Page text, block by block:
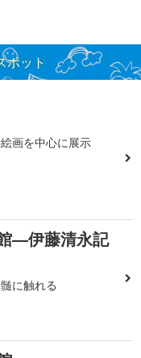
ポット
画を中心に展示
―伊藤清永記
に触れる